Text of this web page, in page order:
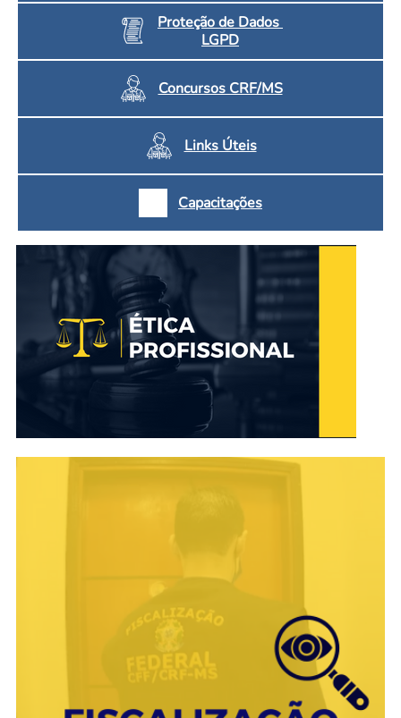
Proteção de Dados
LGPD
Concursos CRF/MS
Links Úteis
Capacitações